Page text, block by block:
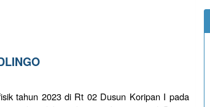
tahun 2023 di Rt 02 Dusun Koripan I pada